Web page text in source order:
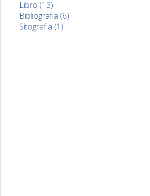
Libro (13)
Bibliografia (6)
Sitografia (1)